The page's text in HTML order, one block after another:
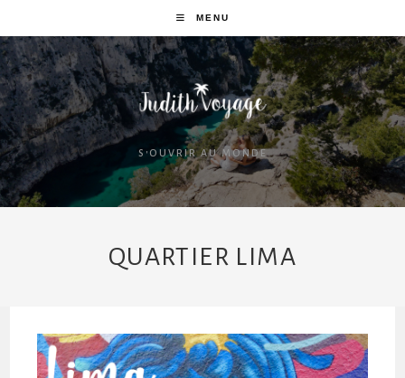
MENU
S'OUVRIR AU MONDE
QUARTIER LIMA